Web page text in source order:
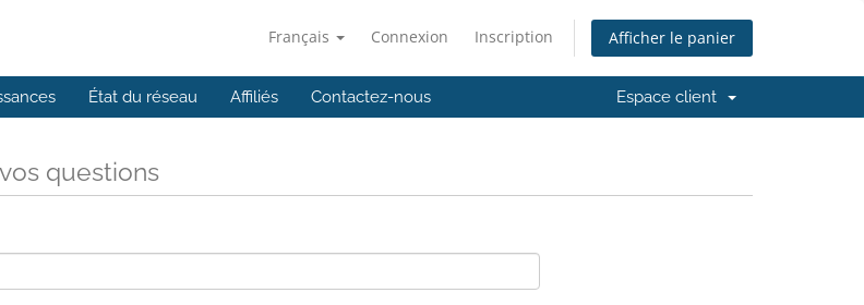
Français Connexion Inscription Afficher le panier
État du réseau Affiliés Contactez-nous Espace client
questions